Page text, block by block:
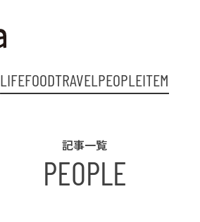
LIFEFOODTRAVELPEOPLEITEM
記事一覧
PEOPLE